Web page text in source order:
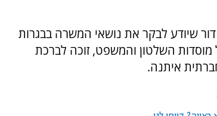
שיודע לבקר את נושאי המשרה בבגרות
השלטון והמשפט, זוכה לברכת
איתנה.